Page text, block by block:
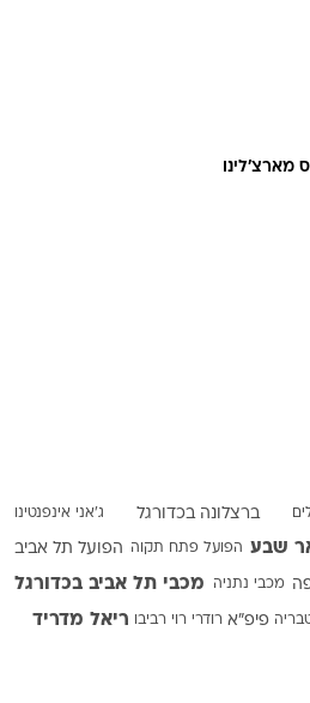
מארצ'לינו
ברצלונה בכדורגל ג'אני אינפנטינו
שבע הפועל פתח תקוה הפועל תל אביב
מכבי נתניה מכבי תל אביב בכדורגל
פיפ"א רודרי רוי רביבו ריאל מדריד